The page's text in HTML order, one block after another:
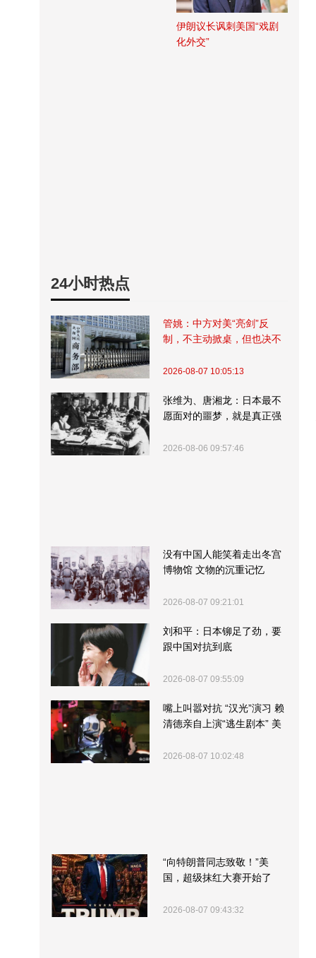
伊朗议长讽刺美国“戏剧
化外交”
24小时热点
管姚：中方对美“亮剑”反
制，不主动掀桌，但也决不
2026-08-07 10:05:13
张维为、唐湘龙：日本最不
愿面对的噩梦，就是真正强
2026-08-06 09:57:46
没有中国人能笑着走出冬宫
博物馆 文物的沉重记忆
2026-08-07 09:21:01
刘和平：日本铆足了劲，要
跟中国对抗到底
2026-08-07 09:55:09
嘴上叫嚣对抗 “汉光”演习 赖
清德亲自上演“逃生剧本” 美
2026-08-07 10:02:48
“向特朗普同志致敬！”美
国，超级抹红大赛开始了
2026-08-07 09:43:32